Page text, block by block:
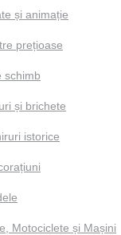
și animație
prețioase
schimb
și brichete
istorice
Motociclete și Mașini